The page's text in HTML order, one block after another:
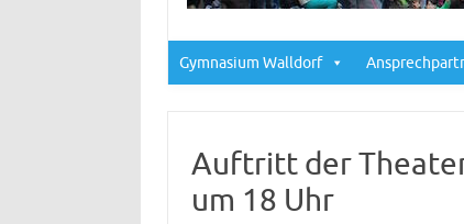
Gymnasium Walldorf
Auftritt der
um 18 Uhr